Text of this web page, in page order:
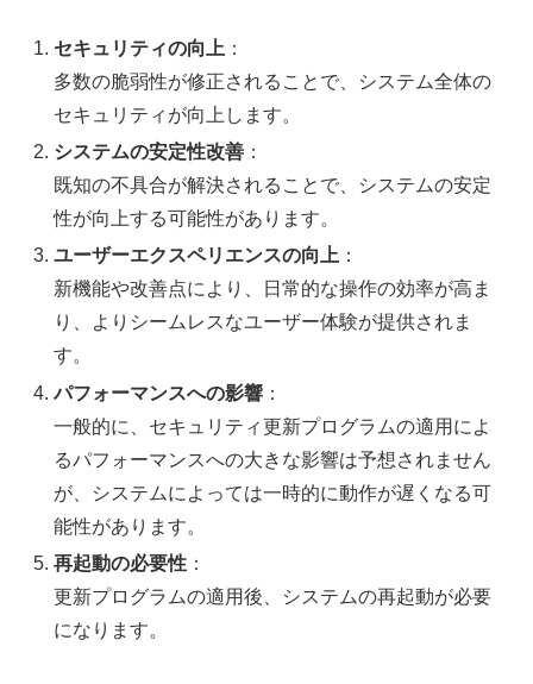
セキュリティの向上 ：
多数の脆弱性が修正されることで、システム全体の
セキュリティが向上します。
システムの安定性改善 ：
既知の不具合が解決されることで、システムの安定
性が向上する可能性があります。
ユーザーエクスペリエンスの向上 ：
新機能や改善点により、日常的な操作の効率が高ま
り、よりシームレスなユーザー体験が提供されま
す。
パフォーマンスへの影響 ：
一般的に、セキュリティ更新プログラムの適用によ
るパフォーマンスへの大きな影響は予想されません
が、システムによっては一時的に動作が遅くなる可
能性があります。
再起動の必要性 ：
更新プログラムの適用後、システムの再起動が必要
になります。